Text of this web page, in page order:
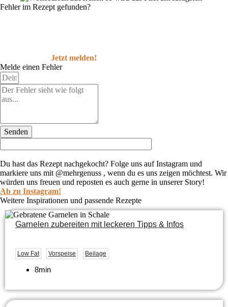
Fehler im Rezept gefunden?
Jetzt melden!
Melde einen Fehler
Senden
Du hast das Rezept nachgekocht? Folge uns auf Instagram und
markiere uns mit @mehrgenuss , wenn du es uns zeigen möchtest. Wir
würden uns freuen und reposten es auch gerne in unserer Story!
Ab zu Instagram!
Weitere Inspirationen und passende Rezepte
Garnelen zubereiten mit leckeren Tipps & Infos
Low Fat Vorspeise Beilage
8min